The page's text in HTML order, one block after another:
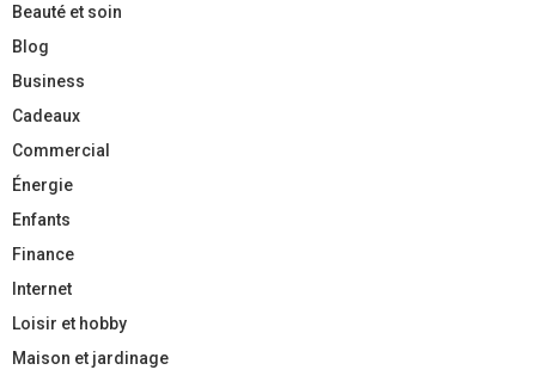
Beauté et soin
Blog
Business
Cadeaux
Commercial
Énergie
Enfants
Finance
Internet
Loisir et hobby
Maison et jardinage